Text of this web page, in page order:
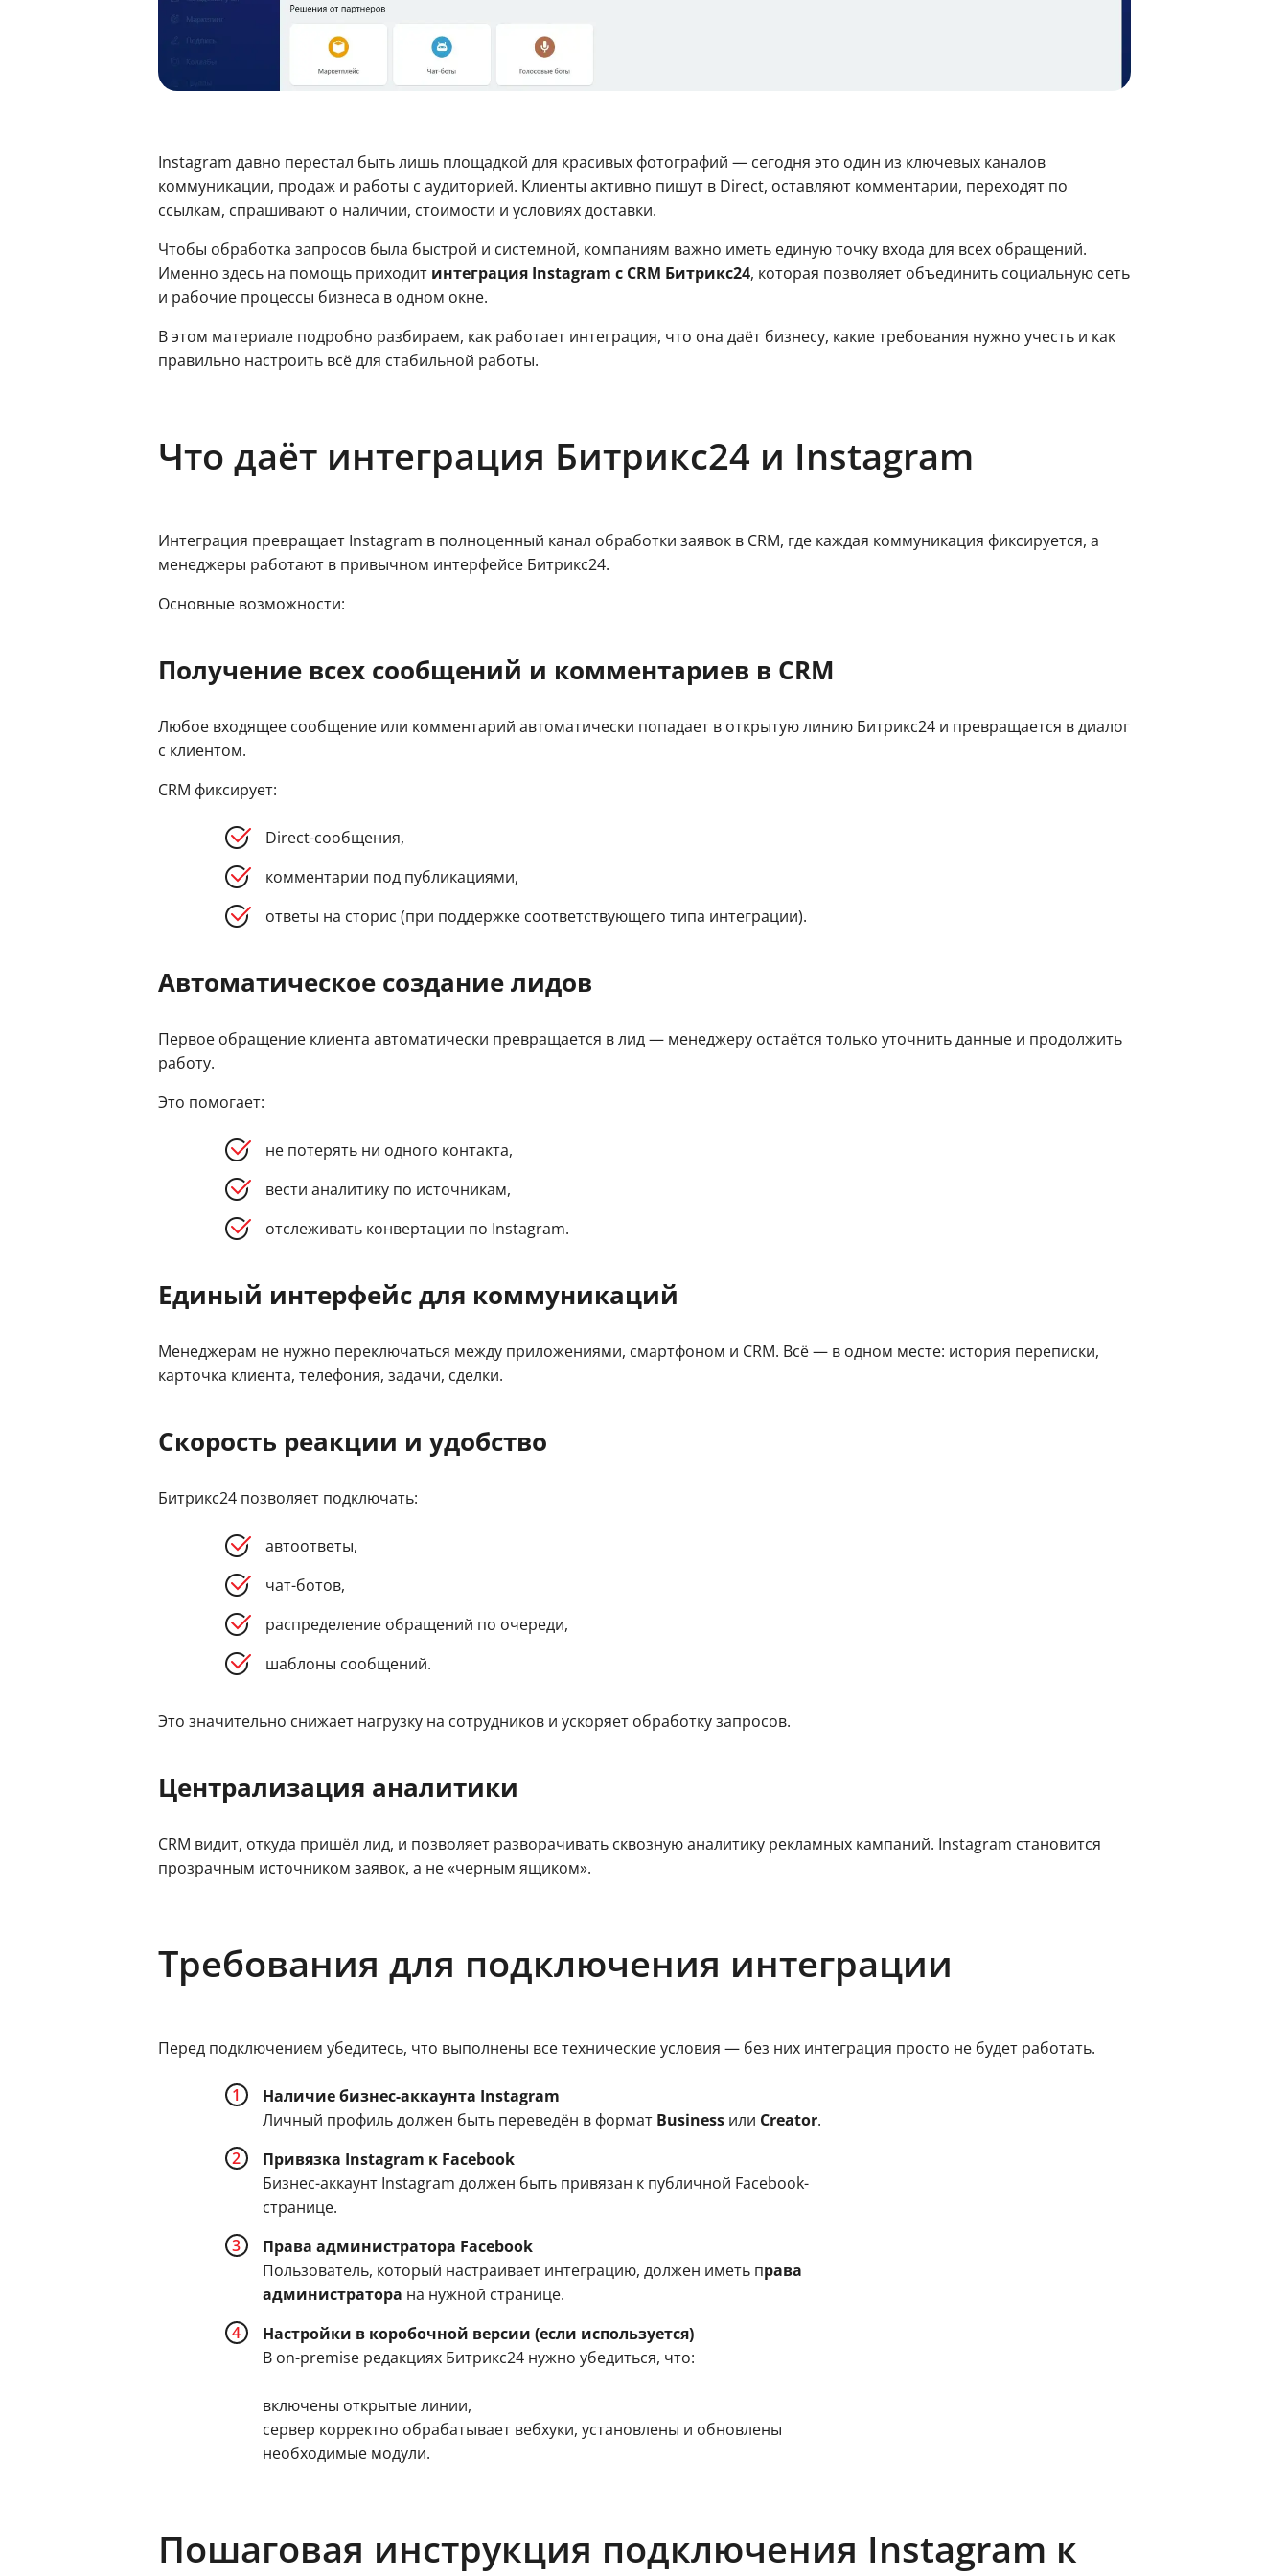
Instagram давно перестал быть лишь площадкой для красивых фотографий — сегодня это один из ключевых каналов
коммуникации, продаж и работы с аудиторией. Клиенты активно пишут в Direct, оставляют комментарии, переходят по
ссылкам, спрашивают о наличии, стоимости и условиях доставки.
Чтобы обработка запросов была быстрой и системной, компаниям важно иметь единую точку входа для всех обращений.
Именно здесь на помощь приходит интеграция Instagram с CRM Битрикс24, которая позволяет объединить социальную сеть
и рабочие процессы бизнеса в одном окне.
В этом материале подробно разбираем, как работает интеграция, что она даёт бизнесу, какие требования нужно учесть и как
правильно настроить всё для стабильной работы.
Что даёт интеграция Битрикс24 и Instagram
Интеграция превращает Instagram в полноценный канал обработки заявок в CRM, где каждая коммуникация фиксируется, а
менеджеры работают в привычном интерфейсе Битрикс24.
Основные возможности:
Получение всех сообщений и комментариев в CRM
Любое входящее сообщение или комментарий автоматически попадает в открытую линию Битрикс24 и превращается в диалог
с клиентом.
CRM фиксирует:
Direct-сообщения,
комментарии под публикациями,
ответы на сторис (при поддержке соответствующего типа интеграции).
Автоматическое создание лидов
Первое обращение клиента автоматически превращается в лид — менеджеру остаётся только уточнить данные и продолжить
работу.
Это помогает:
не потерять ни одного контакта,
вести аналитику по источникам,
отслеживать конвертации по Instagram.
Единый интерфейс для коммуникаций
Менеджерам не нужно переключаться между приложениями, смартфоном и CRM. Всё — в одном месте: история переписки,
карточка клиента, телефония, задачи, сделки.
Скорость реакции и удобство
Битрикс24 позволяет подключать:
автоответы,
чат-ботов,
распределение обращений по очереди,
шаблоны сообщений.
Это значительно снижает нагрузку на сотрудников и ускоряет обработку запросов.
Централизация аналитики
CRM видит, откуда пришёл лид, и позволяет разворачивать сквозную аналитику рекламных кампаний. Instagram становится
прозрачным источником заявок, а не «черным ящиком».
Требования для подключения интеграции
Перед подключением убедитесь, что выполнены все технические условия — без них интеграция просто не будет работать.
Наличие бизнес-аккаунта Instagram
Личный профиль должен быть переведён в формат Businessили Creator.
Привязка Instagram к Facebook
Бизнес-аккаунт Instagram должен быть привязан к публичной Facebook-
странице.
Права администратора Facebook
Пользователь, который настраивает интеграцию, должен иметь права
администратора на нужной странице.
Настройки в коробочной версии (если используется)
В on-premise редакциях Битрикс24 нужно убедиться, что:
включены открытые линии,
сервер корректно обрабатывает вебхуки, установлены и обновлены
необходимые модули.
Пошаговая инструкция подключения Instagram к